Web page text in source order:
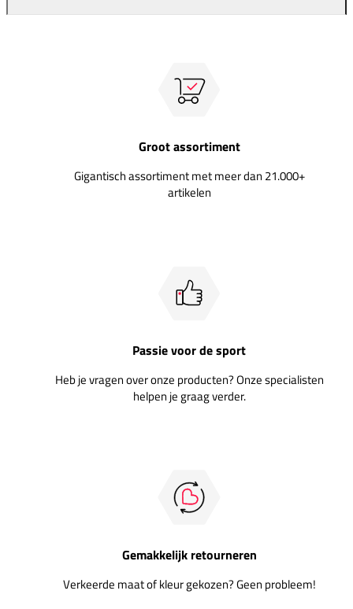
Groot assortiment
Gigantisch assortiment met meer dan 21.000+
artikelen
Passie voor de sport
Heb je vragen over onze producten? Onze specialisten
helpen je graag verder.
Gemakkelijk retourneren
Verkeerde maat of kleur gekozen? Geen probleem!